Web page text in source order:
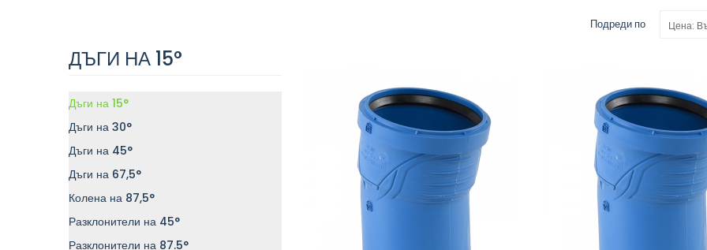
ДЪГИ НА 15°
Дъги на 15°
Дъги на 30°
Дъги на 45°
Дъги на 67,5°
Колена на 87,5°
Разклонители на 45°
Разклонители на 87.5°
Подреди по Цена: